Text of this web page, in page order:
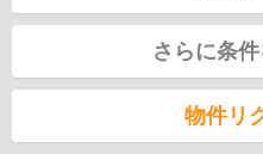
さらに条
物件リ